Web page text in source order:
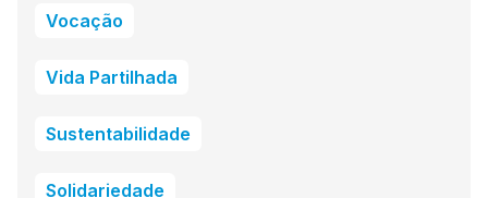
Vocação
Vida Partilhada
Sustentabilidade
Solidariedade